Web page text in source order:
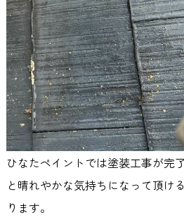
ひなたペイントでは塗装工事が完
と晴れやかな気持ちになって頂け
ります。